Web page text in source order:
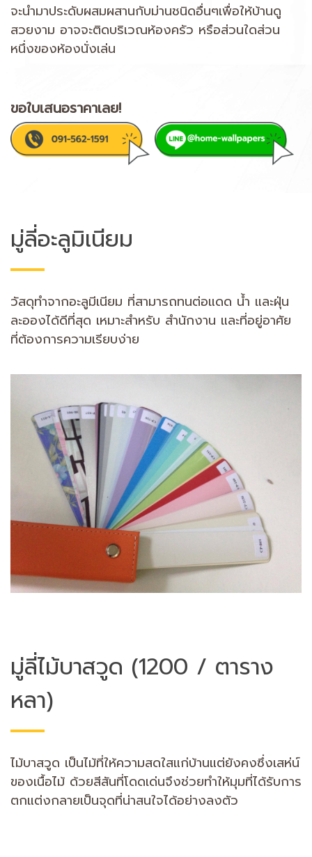
จะนำมาประดับผสมผสานกับม่านชนิดอื่นๆเพื่อให้บ้านดู
สวยงาม อาจจะติดบริเวณห้องครัว หรือส่วนใดส่วน
หนึ่งของห้องนั่งเล่น
ขอใบเสนอราคาเลย!
มู่ลี่อะลูมิเนียม
วัสดุทำจากอะลูมีเนียม ที่สามารถทนต่อแดด น้ำ และฝุ่น
ละอองได้ดีที่สุด เหมาะสำหรับ สำนักงาน และที่อยู่อาศัย
ที่ต้องการความเรียบง่าย
มู่ลี่ไม้บาสวูด (1200 / ตาราง
หลา)
ไม้บาสวูด เป็นไม้ที่ให้ความสดใสแก่บ้านแต่ยังคงซึ่งเสห่น์
ของเนื้อไม้ ด้วยสีสันที่โดดเด่นจึงช่วยทำให้มุมที่ได้รับการ
ตกแต่งกลายเป็นจุดที่น่าสนใจได้อย่างลงตัว